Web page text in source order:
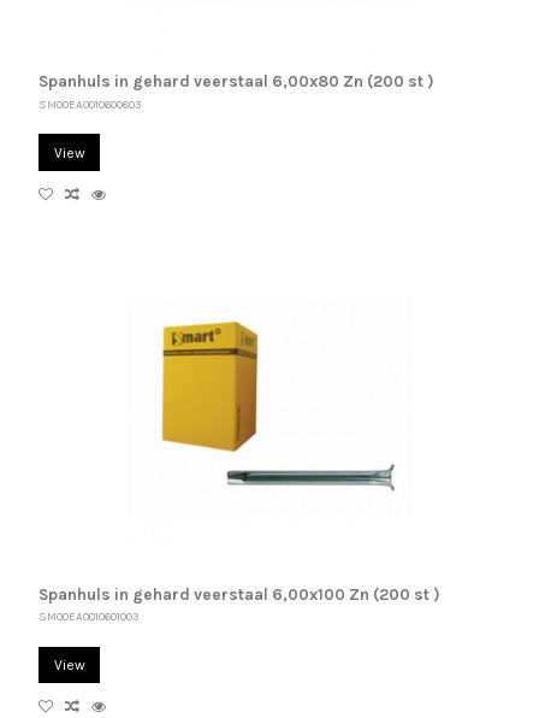
Spanhuls in gehard veerstaal 6,00x80 Zn (200 st )
SM00EA0010600803
View
Spanhuls in gehard veerstaal 6,00x100 Zn (200 st )
SM00EA0010601003
View